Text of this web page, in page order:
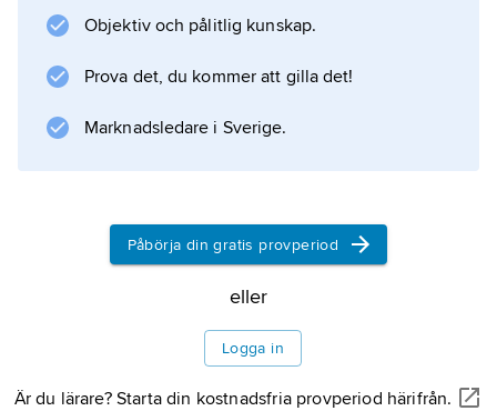
Objektiv och pålitlig kunskap.
Prova det, du kommer att gilla det!
Marknadsledare i Sverige.
Påbörja din gratis provperiod
eller
Logga in
Är du lärare? Starta din kostnadsfria provperiod härifrån.